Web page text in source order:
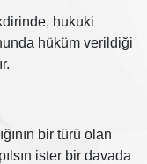
hukuki
hüküm verildiği
bir türü olan
ister bir davada